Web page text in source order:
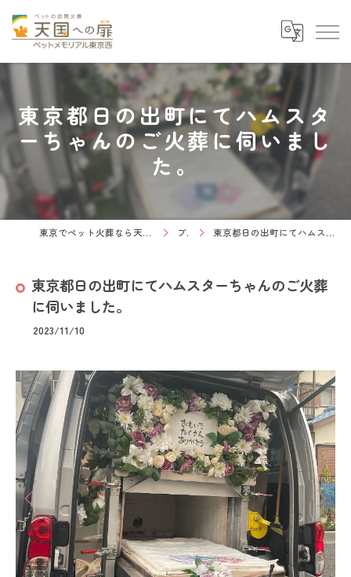
東京都日の出町にてハムスタ
ーちゃんのご火葬に伺いまし
た。
東京でペット火葬なら天国への扉 ペットメモリアル東京西 ブログ 東京都日の出町にてハムスターちゃんのご火葬に伺いました。
東京都日の出町にてハムスターちゃんのご火葬
に伺いました。
2023/11/10